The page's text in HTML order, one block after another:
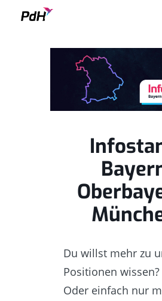
Du willst mehr zu
Positionen wissen?
Oder einfach nur